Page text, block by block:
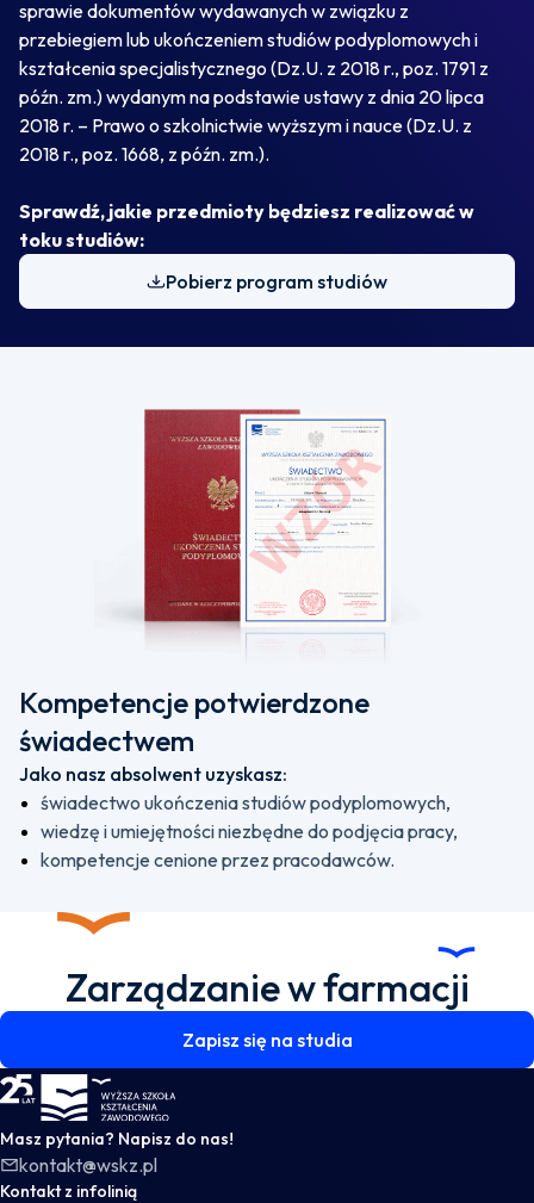
sprawie dokumentów wydawanych w związku z
przebiegiem lub ukończeniem studiów podyplomowych i
kształcenia specjalistycznego (Dz.U. z 2018 r., poz. 1791 z
późn. zm.) wydanym na podstawie ustawy z dnia 20 lipca
2018 r. – Prawo o szkolnictwie wyższym i nauce (Dz.U. z
2018 r., poz. 1668, z późn. zm.).
Sprawdź, jakie przedmioty będziesz realizować w
toku studiów:
Pobierz program studiów
Kompetencje potwierdzone
świadectwem
Jako nasz absolwent uzyskasz:
świadectwo ukończenia studiów podyplomowych,
wiedzę i umiejętności niezbędne do podjęcia pracy,
kompetencje cenione przez pracodawców.
Zarządzanie w farmacji
Zapisz się na studia
WSKZ - strona główna
Masz pytania? Napisz do nas!
kontakt@wskz.pl
Kontakt z infolinią